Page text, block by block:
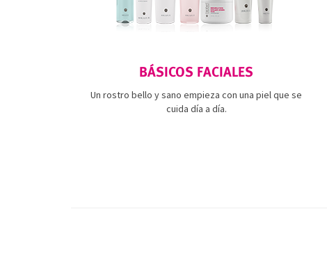
BÁSICOS FACIALES
Un rostro bello y sano empieza con una piel que se
cuida día a día.